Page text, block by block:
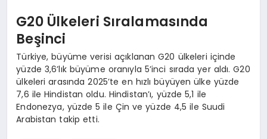
G20 Ülkeleri Sıralamasında
Beşinci
Türkiye, büyüme verisi açıklanan G20 ülkeleri içinde
yüzde 3,6’lık büyüme oranıyla 5’inci sırada yer aldı. G20
ülkeleri arasında 2025’te en hızlı büyüyen ülke yüzde
7,6 ile Hindistan oldu. Hindistan’ı, yüzde 5,1 ile
Endonezya, yüzde 5 ile Çin ve yüzde 4,5 ile Suudi
Arabistan takip etti.